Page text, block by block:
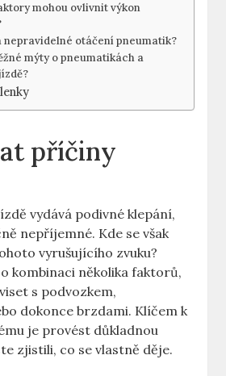
mohou ovlivnit výkon
nepravidelné otáčení pneumatik?
mýty o pneumatikách a
příčiny
vydává podivné klepání,
nepříjemné. Kde se však
vyrušujícího zvuku?
kombinaci několika faktorů,
s podvozkem,
dokonce brzdami. Klíčem k
je provést důkladnou
zjistili, co se vlastně děje.